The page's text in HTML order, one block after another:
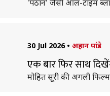
'पठान' जैसी ऑल-टाइम
30 Jul 2026 • अहान पांडे
एक बार फिर साथ
मोहित सूरी की अगली